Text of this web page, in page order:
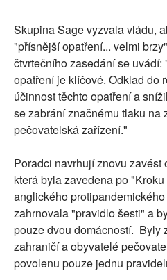
Skupina Sage vyzvala vládu,
"přísnější opatření... velmi
čtvrtečního zasedání se
opatření je klíčové. Odklad do
účinnost těchto opatření a
se zabrání značnému tlaku na
pečovatelská zařízení."
Poradci navrhují znovu zavést
která byla zavedena po
anglického
zahrnovala "pravidlo šesti" a
pouze dvou domácností. Byly
zahraničí a obyvatelé
povolenu pouze jednu